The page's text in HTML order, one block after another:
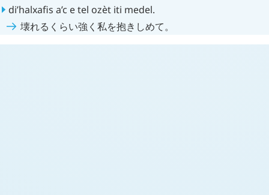
di’halxafis a’c etel ozèt iti medel.
壊れるくらい強く私を抱きしめて。